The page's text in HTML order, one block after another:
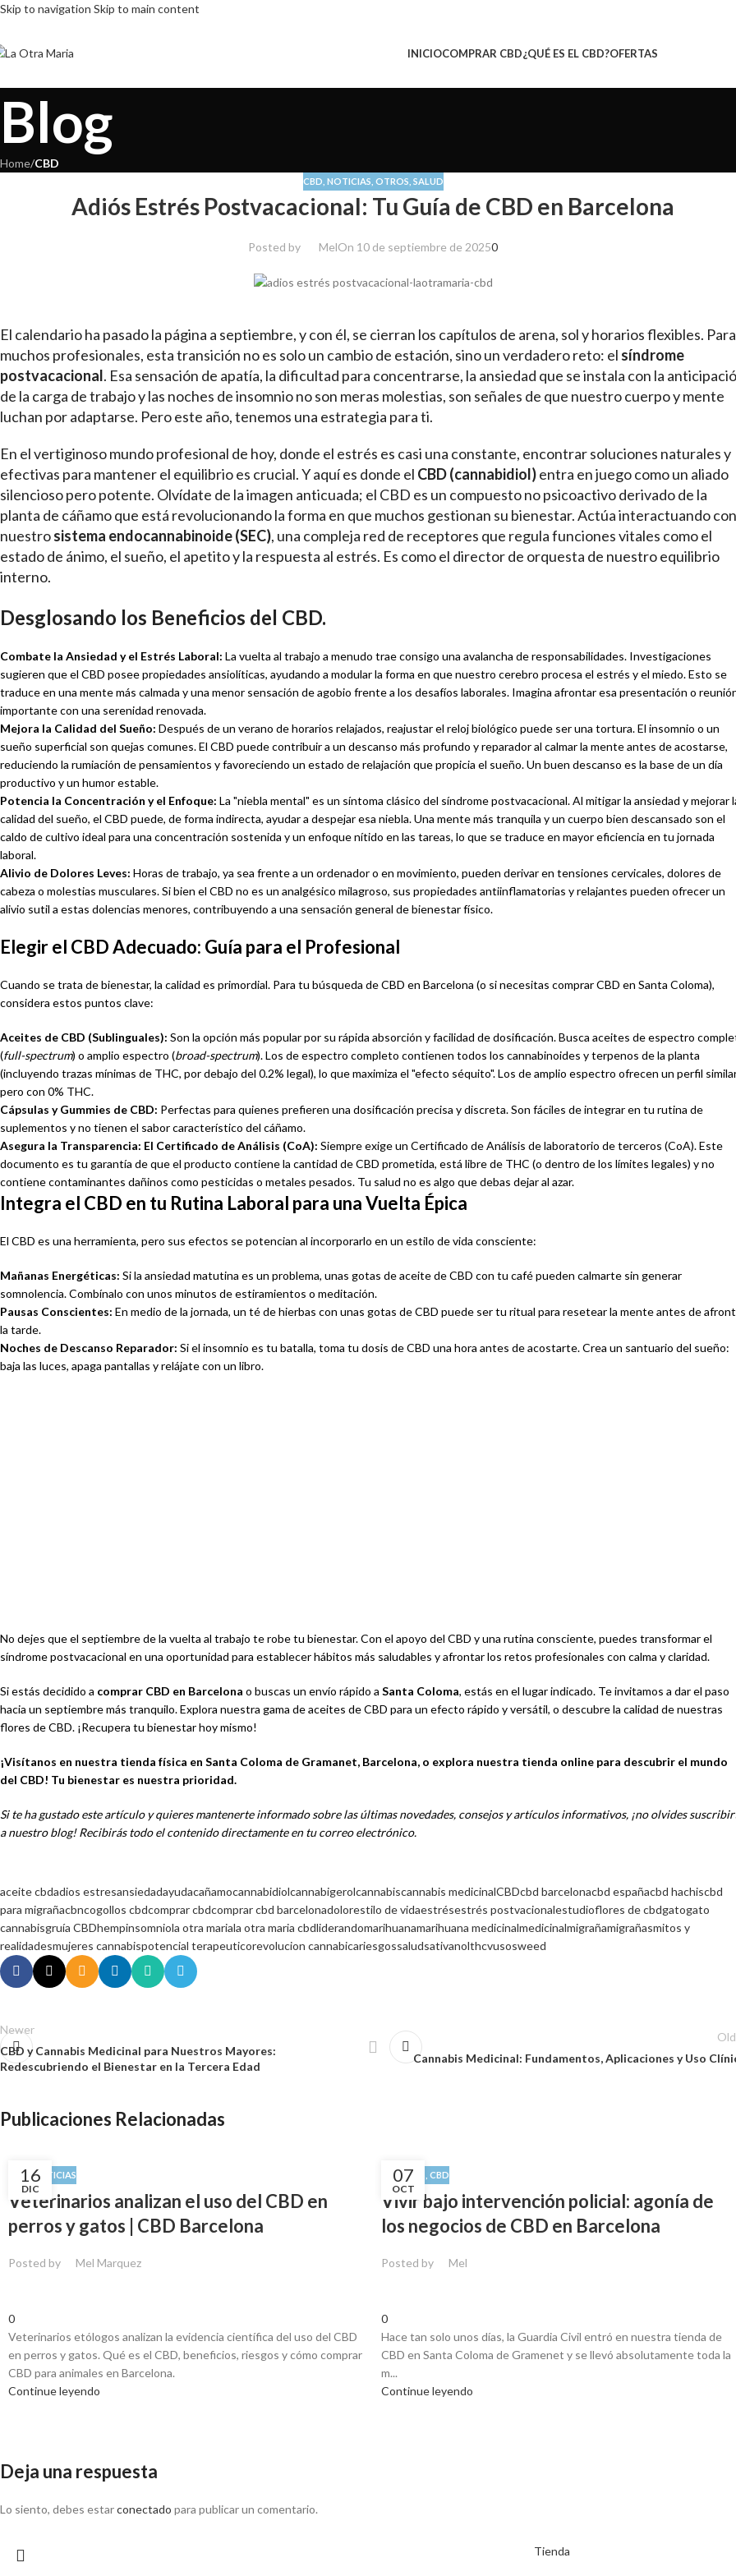
Skip to navigation Skip to main content
INICIOCOMPRAR CBD¿QUÉ ES EL CBD?OFERTAS
Blog
Home/CBD
CBD NOTICIAS OTROS SALUD
Adiós Estrés Postvacacional: Tu Guía de CBD en Barcelona
Posted by MelOn 10 de septiembre de 20250
El calendario ha pasado la página a septiembre, y con él, se cierran los capítulos de arena, sol y horarios flexibles. Para
muchos profesionales, esta transición no es solo un cambio de estación, sino un verdadero reto: el síndrome
postvacacional. Esa sensación de apatía, la dificultad para concentrarse, la ansiedad que se instala con la
de la carga de trabajo y las noches de insomnio no son meras molestias, son señales de que nuestro cuerpo y mente
luchan por adaptarse. Pero este año, tenemos una estrategia para ti.
En el vertiginoso mundo profesional de hoy, donde el estrés es casi una constante, encontrar soluciones naturales y
efectivas para mantener el equilibrio es crucial. Y aquí es donde el CBD (cannabidiol)entra en juego como un aliado
silencioso pero potente. Olvídate de la imagen anticuada; el CBD es un compuesto no psicoactivo derivado de la
planta de cáñamo que está revolucionando la forma en que muchos gestionan su bienestar. Actúa interactuando con
nuestrosistema endocannabinoide (SEC), una compleja red de receptores que regula funciones vitales como el
estado de ánimo, el sueño, el apetito y la respuesta al estrés. Es como el director de orquesta de nuestro equilibrio
interno.
Desglosando los Beneficios del CBD.
Combate la Ansiedad y el Estrés Laboral: La vuelta al trabajo a menudo trae consigo una avalancha de responsabilidades. Investigaciones
sugieren que el CBD posee propiedades ansiolíticas, ayudando a modular la forma en que nuestro cerebro procesa el estrés y el miedo. Esto se
traduce en una mente más calmada y una menor sensación de agobio frente a los desafíos laborales. Imagina afrontar esa presentación o
importante con una serenidad renovada.
Mejora la Calidad del Sueño: Después de un verano de horarios relajados, reajustar el reloj biológico puede ser una tortura. El insomnio o un
sueño superficial son quejas comunes. El CBD puede contribuir a un descanso más profundo y reparador al calmar la mente antes de acostarse,
reduciendo la rumiación de pensamientos y favoreciendo un estado de relajación que propicia el sueño. Un buen descanso es la base de un día
productivo y un humor estable.
Potencia la Concentración y el Enfoque: La "niebla mental" es un síntoma clásico del síndrome postvacacional. Al mitigar la ansiedad y mejorar
calidad del sueño, el CBD puede, de forma indirecta, ayudar a despejar esa niebla. Una mente más tranquila y un cuerpo bien descansado son el
caldo de cultivo ideal para una concentración sostenida y un enfoque nítido en las tareas, lo que se traduce en mayor eficiencia en tu jornada
laboral.
Alivio de Dolores Leves: Horas de trabajo, ya sea frente a un ordenador o en movimiento, pueden derivar en tensiones cervicales, dolores de
cabeza o molestias musculares. Si bien el CBD no es un analgésico milagroso, sus propiedades antiinflamatorias y relajantes pueden ofrecer un
alivio sutil a estas dolencias menores, contribuyendo a una sensación general de bienestar físico.
Elegir el CBD Adecuado: Guía para el Profesional
Cuando se trata de bienestar, la calidad es primordial. Para tu búsqueda de CBD en Barcelona (o si necesitas comprar CBD en Santa Coloma),
considera estos puntos clave:
Aceites de CBD (Sublinguales): Son la opción más popular por su rápida absorción y facilidad de dosificación. Busca aceites de espectro
(full-spectrum) o amplio espectro (broad-spectrum). Los de espectro completo contienen todos los cannabinoides y terpenos de la planta
(incluyendo trazas mínimas de THC, por debajo del 0.2% legal), lo que maximiza el "efecto séquito". Los de amplio espectro ofrecen un perfil
pero con 0% THC.
Cápsulas y Gummies de CBD: Perfectas para quienes prefieren una dosificación precisa y discreta. Son fáciles de integrar en tu rutina de
suplementos y no tienen el sabor característico del cáñamo.
Asegura la Transparencia: El Certificado de Análisis (CoA): Siempre exige un Certificado de Análisis de laboratorio de terceros (CoA). Este
documento es tu garantía de que el producto contiene la cantidad de CBD prometida, está libre de THC (o dentro de los límites legales) y no
contiene contaminantes dañinos como pesticidas o metales pesados. Tu salud no es algo que debas dejar al azar.
Integra el CBD en tu Rutina Laboral para una Vuelta Épica
El CBD es una herramienta, pero sus efectos se potencian al incorporarlo en un estilo de vida consciente:
Mañanas Energéticas: Si la ansiedad matutina es un problema, unas gotas de aceite de CBD con tu café pueden calmarte sin generar
somnolencia. Combínalo con unos minutos de estiramientos o meditación.
Pausas Conscientes: En medio de la jornada, un té de hierbas con unas gotas de CBD puede ser tu ritual para resetear la mente antes de
la tarde.
Noches de Descanso Reparador: Si el insomnio es tu batalla, toma tu dosis de CBD una hora antes de acostarte. Crea un santuario del sueño:
baja las luces, apaga pantallas y relájate con un libro.
No dejes que el septiembre de la vuelta al trabajo te robe tu bienestar. Con el apoyo del CBD y una rutina consciente, puedes transformar el
síndrome postvacacional en una oportunidad para establecer hábitos más saludables y afrontar los retos profesionales con calma y claridad.
Si estás decidido a comprar CBD en Barcelona o buscas un envío rápido a Santa Coloma, estás en el lugar indicado. Te invitamos a dar el paso
hacia un septiembre más tranquilo. Explora nuestra gama de aceites de CBD para un efecto rápido y versátil, o descubre la calidad de nuestras
flores de CBD. ¡Recupera tu bienestar hoy mismo!
¡Visítanos en nuestra tienda física en Santa Coloma de Gramanet, Barcelona, o explora nuestra tienda online para descubrir el mundo
del CBD! Tu bienestar es nuestra prioridad.
Si te ha gustado este artículo y quieres mantenerte informado sobre las últimas novedades, consejos y artículos informativos, ¡no olvides
a nuestro blog! Recibirás todo el contenido directamente en tu correo electrónico.
aceite cbdadios estresansiedadayudacañamocannabidiolcannabigerolcannabiscannabis medicinalCBDcbd barcelonacbd españacbd hachiscbd
para migrañacbncogollos cbdcomprar cbdcomprar cbd barcelonadolorestilo de vidaestrésestrés postvacionalestudioflores de cbdgatogato
cannabisgruía CBDhempinsomniola otra mariala otra maria cbdliderandomarihuanamarihuana medicinalmedicinalmigrañamigrañasmitos y
realidadesmujeres cannabispotencial terapeuticorevolucion cannabicariesgossaludsativanolthcvusosweed
Newer
CBD y Cannabis Medicinal para Nuestros Mayores:
Redescubriendo el Bienestar en la Tercera Edad
Cannabis Medicinal: Fundamentos, Aplicaciones y Uso
Publicaciones Relacionadas
16
DIC
CBD ,NOTICIAS
Veterinarios analizan el uso del CBD en
perros y gatos | CBD Barcelona
Posted by Mel Marquez
0
Veterinarios etólogos analizan la evidencia científica del uso del CBD
en perros y gatos. Qué es el CBD, beneficios, riesgos y cómo comprar
CBD para animales en Barcelona.
Continue leyendo
07
OCT
NOTICIAS ,CBD
Vivir bajo intervención policial: agonía de
los negocios de CBD en Barcelona
Posted by Mel
0
Hace tan solo unos días, la Guardia Civil entró en nuestra tienda de
CBD en Santa Coloma de Gramenet y se llevó absolutamente toda la
m...
Continue leyendo
Deja una respuesta
Lo siento, debes estarconectado para publicar un comentario.
Tienda